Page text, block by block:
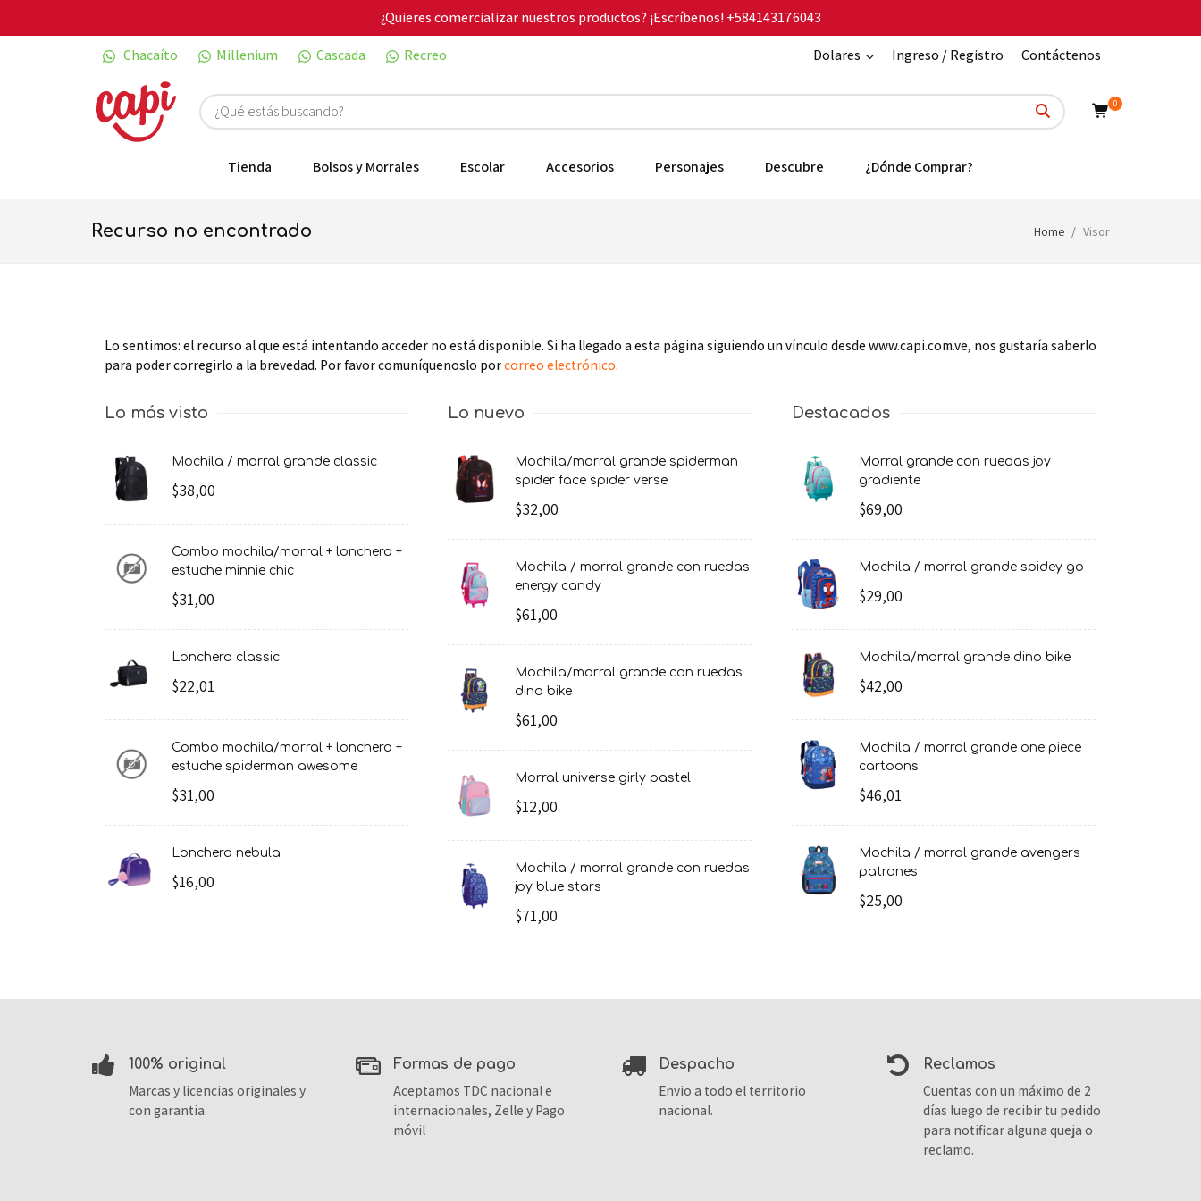
¿Quieres comercializar nuestros productos? ¡Escríbenos!+584143176043
Chacaíto
Millenium Cascada Recreo Dolares Ingreso / Registro Contáctenos
0
Tienda Bolsos y Morrales Escolar Accesorios Personajes Descubre ¿Dónde Comprar?
recurso no encontrado Home Visor
Lo sentimos: el recurso al que está intentando acceder no está disponible. Si ha llegado a esta página siguiendo un vínculo desde www.capi.com.ve, nos gustaría saberlo
para poder corregirlo a la brevedad. Por favor comuníquenoslo porcorreo electrónico.
Lo más visto
mochila / morral grande classic
$38,00
combo mochila/morral + lonchera +
estuche minnie chic
$31,00
lonchera classic
$22,01
combo mochila/morral + lonchera +
estuche spiderman awesome
$31,00
lonchera nebula
$16,00
Lo nuevo
mochila/morral grande spiderman
spider face spider verse
$32,00
mochila / morral grande con ruedas
energy candy
$61,00
mochila/morral grande con ruedas
dino bike
$61,00
morral universe girly pastel
$12,00
mochila / morral grande con ruedas
joy blue stars
$71,00
Destacados
morral grande con ruedas joy
gradiente
$69,00
mochila / morral grande spidey go
$29,00
mochila/morral grande dino bike
$42,00
mochila / morral grande one piece
cartoons
$46,01
mochila / morral grande avengers
patrones
$25,00
100% original
Marcas y licencias originales y
con garantia.
formas de pago
Aceptamos TDC nacional e
internacionales, Zelle y Pago
móvil
despacho
Envio a todo el territorio
nacional.
reclamos
Cuentas con un máximo de 2
días luego de recibir tu pedido
para notificar alguna queja o
reclamo.